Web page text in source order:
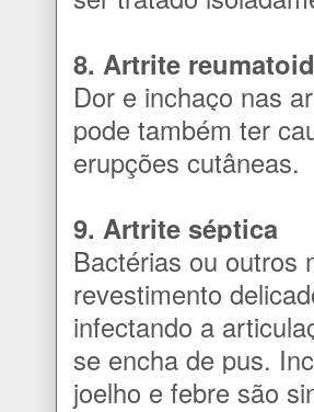
8. Artrite
Dor e inchaço nas
pode também ter
erupções cutâneas.
9. Artrite séptica
Bactérias ou outros
revestimento
infectando a
se encha de pus.
joelho e febre são